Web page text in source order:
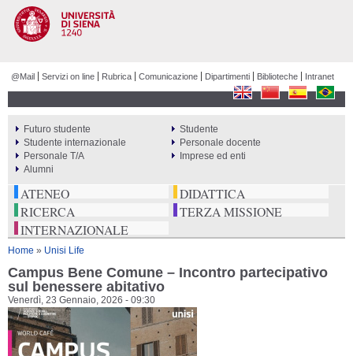
@Mail Servizi on line Rubrica Comunicazione Dipartimenti Biblioteche Intranet
ATENEO
DIDATTICA
RICERCA
TERZA MISSIONE
INTERNAZIONALE
PERCORSI
Futuro studente
Studente
Studente internazionale
Personale docente
Personale T/A
Imprese ed enti
Alumni
Tu sei qui
Home » Unisi Life
Campus Bene Comune – Incontro partecipativo
sul benessere abitativo
Venerdì, 23 Gennaio, 2026 - 09:30